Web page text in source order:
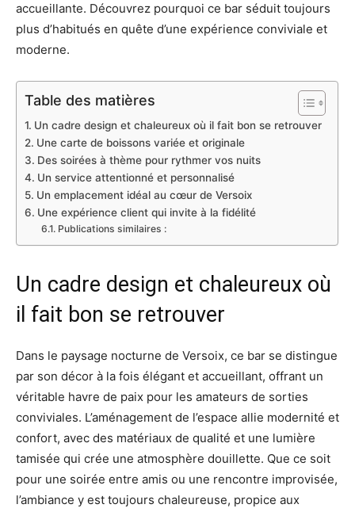
accueillante. Découvrez pourquoi ce bar séduit toujours
plus d’habitués en quête d’une expérience conviviale et
moderne.
Table des matières
Un cadre design et chaleureux où il fait bon se retrouver
Une carte de boissons variée et originale
Des soirées à thème pour rythmer vos nuits
Un service attentionné et personnalisé
Un emplacement idéal au cœur de Versoix
Une expérience client qui invite à la fidélité
Publications similaires :
Un cadre design et chaleureux où
il fait bon se retrouver
Dans le paysage nocturne de Versoix, ce bar se distingue
par son décor à la fois élégant et accueillant, offrant un
véritable havre de paix pour les amateurs de sorties
conviviales. L’aménagement de l’espace allie modernité et
confort, avec des matériaux de qualité et une lumière
tamisée qui crée une atmosphère douillette. Que ce soit
pour une soirée entre amis ou une rencontre improvisée,
l’ambiance y est toujours chaleureuse, propice aux